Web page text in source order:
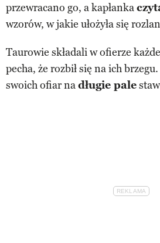
przewracano go, a kapłanka
wzorów, w jakie ułożyła się
Taurowie składali w ofierze
pecha, że rozbił się na ich
swoich ofiar nadługie pale